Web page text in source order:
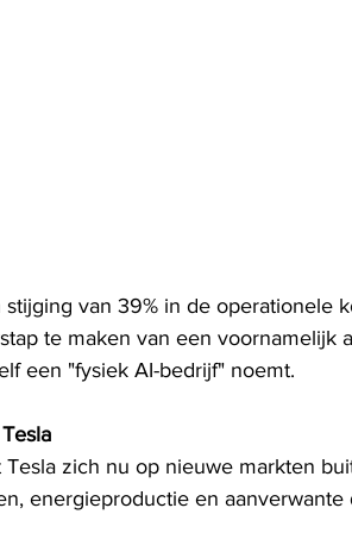
van 39% in de operationele
te maken van een voornamelijk
een "fysiek AI-bedrijf" noemt.
zich nu op nieuwe markten
energieproductie en